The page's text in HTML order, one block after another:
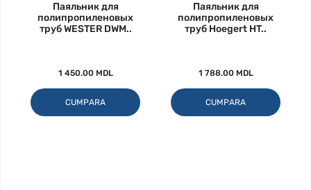
Паяльник для
полипропиленовых
труб WESTER DWM..
1 450.00 MDL
CUMPARA
Паяльник для
полипропиленовых
труб Hoegert HT..
1 788.00 MDL
CUMPARA